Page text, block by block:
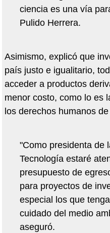
ciencia es una vía
Pulido Herrera.
Asimismo, explicó que
país justo e igualitario,
acceder a productos
menor costo, como lo es
los derechos humanos
"Como presidenta de
Tecnología estaré
presupuesto de
para proyectos de
especial los que
cuidado del medio
aseguró.